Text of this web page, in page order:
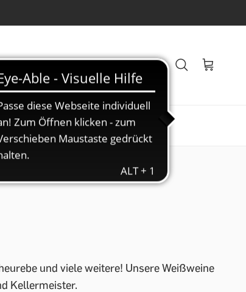
Blog
und viele weitere! Unsere Weißweine
Kellermeister.